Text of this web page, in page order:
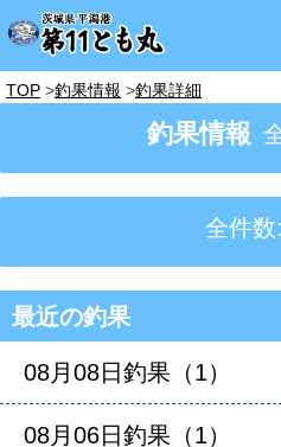
TOP 釣果情報 釣果詳細
釣果情報
全件
最近の釣果
08月08日釣果（1）
08月06日釣果（1）